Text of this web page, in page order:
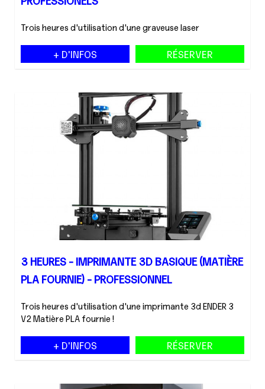
Trois heures d'utilisation d'une graveuse laser
RÉSERVER
+ D'INFOS
3 HEURES - IMPRIMANTE 3D BASIQUE (MATIÈRE
PLA FOURNIE) - PROFESSIONNEL
Trois heures d'utilisation d'une imprimante 3d ENDER 3
V2 Matière PLA fournie !
RÉSERVER
+ D'INFOS